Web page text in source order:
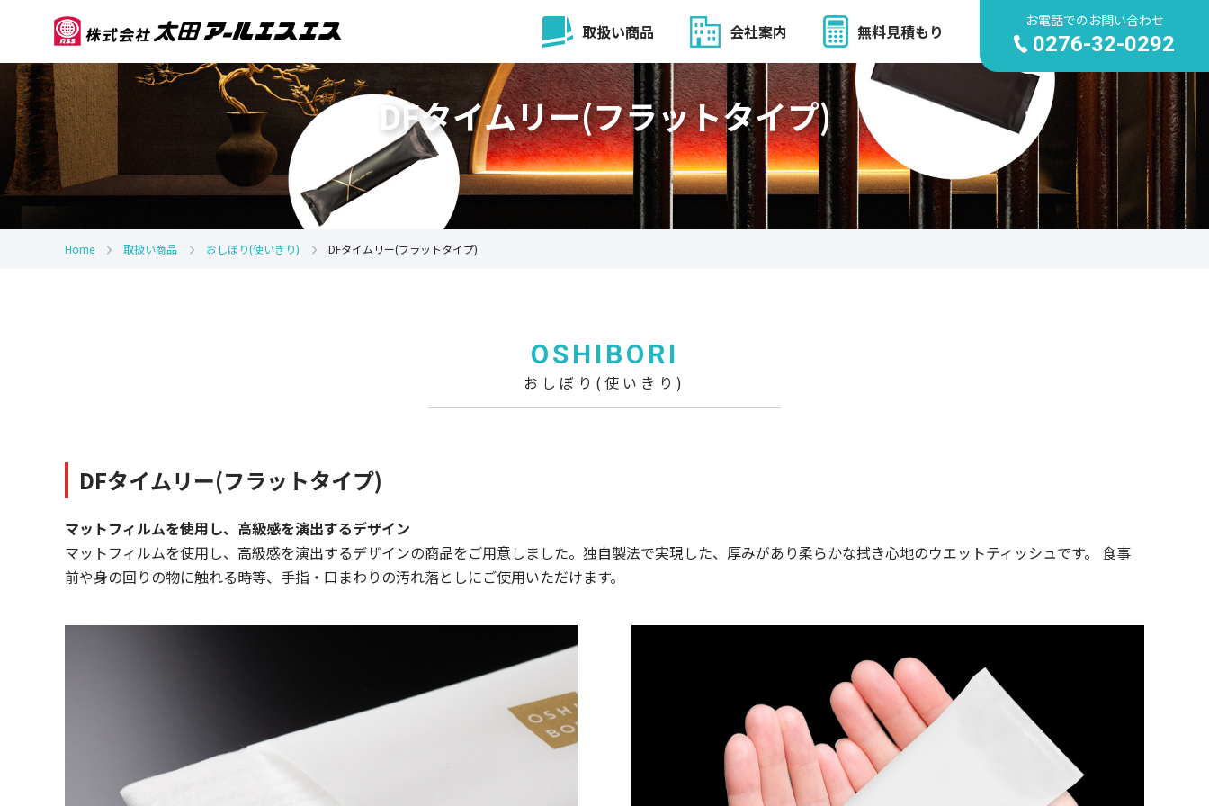
取扱い商品 会社案内 無料見積もり
お電話でのお問い合わせ
0276-32-0292
DFタイムリー(フラットタイプ)
Home 取扱い商品 おしぼり(使いきり) DFタイムリー(フラットタイプ)
OSHIBORI
おしぼり(使いきり)
DFタイムリー(フラットタイプ)
マットフィルムを使用し、高級感を演出するデザイン
マットフィルムを使用し、高級感を演出するデザインの商品をご用意しました。独自製法で実現した、厚みがあり柔らかな拭き心地のウエットティッシュです。 食事
前や身の回りの物に触れる時等、手指・口まわりの汚れ落としにご使用いただけます。